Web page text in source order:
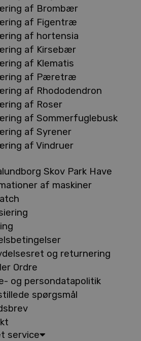
af Brombær
af Figentræ
af hortensia
af Kirsebær
af Klematis
af Pæretræ
af Rhododendron
af Roser
af Sommerfuglebusk
af Syrener
af Vindruer
Skov Park Have
af maskiner
og returnering
Ordre
og persondatapolitik
spørgsmål
service